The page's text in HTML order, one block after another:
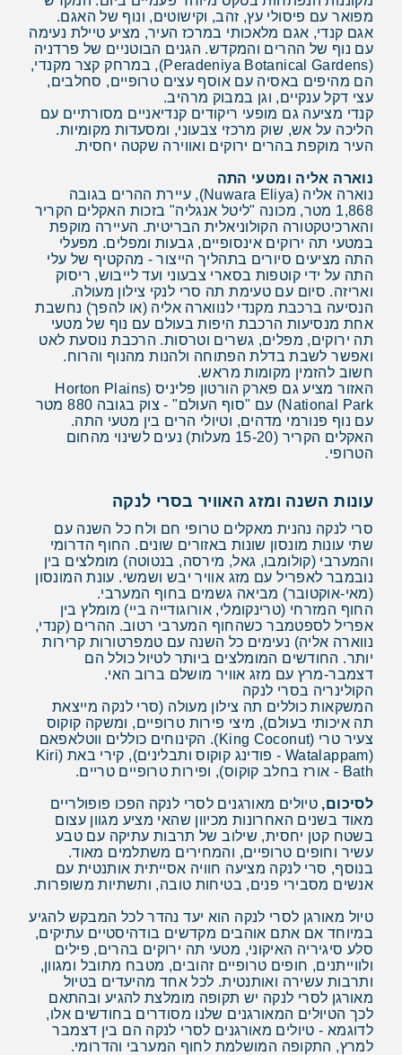
מפואר עם פיסולי עץ, זהב, וקישוטים, ונוף של האגם.
אגם קנדי, אגם מלאכותי במרכז העיר, מציע טיילת נעימה
עם נוף של ההרים והמקדש. הגנים הבוטניים של פרדניה
(Peradeniya Botanical Gardens), במרחק קצר מקנדי,
הם מהיפים באסיה עם אוסף עצים טרופיים, סחלבים,
עצי דקל ענקיים, וגן במבוק מרהיב.
קנדי מציעה גם מופעי ריקודים קנדיאניים מסורתיים עם
הליכה על אש, שוק מרכזי צבעוני, ומסעדות מקומיות.
העיר מוקפת בהרים ירוקים ואווירה שקטה יחסית.
נוארה אליה ומטעי התה
נוארה אליה (Nuwara Eliya), עיירת ההרים בגובה
1,868 מטר, מכונה "ליטל אנגליה" בזכות האקלים הקריר
והארכיטקטורה הקולוניאלית הבריטית. העיירה מוקפת
במטעי תה ירוקים אינסופיים, גבעות ומפלים. מפעלי
התה מציעים סיורים בתהליך הייצור - מהקטיף של עלי
התה על ידי קוטפות בסארי צבעוני ועד לייבוש, ריסוק
ואריזה. סיום עם טעימת תה סרי לנקי צילון מעולה.
הנסיעה ברכבת מקנדי לנווארה אליה (או להפך) נחשבת
אחת מנסיעות הרכבת היפות בעולם עם נוף של מטעי
תה ירוקים, מפלים, גשרים וטרסות. הרכבת נוסעת לאט
ואפשר לשבת בדלת הפתוחה ולהנות מהנוף והרוח.
חשוב להזמין מקומות מראש.
האזור מציע גם פארק הורטון פליניס (Horton Plains
National Park) עם "סוף העולם" - צוק בגובה 880 מטר
עם נוף פנורמי מדהים, וטיולי הרים בין מטעי התה.
האקלים הקריר (15-20 מעלות) נעים לשינוי מהחום
הטרופי.
עונות השנה ומזג האוויר בסרי לנקה
סרי לנקה נהנית מאקלים טרופי חם ולח כל השנה עם
שתי עונות מונסון שונות באזורים שונים. החוף הדרומי
והמערבי (קולומבו, גאל, מירסה, בנטוטה) מומלצים בין
נובמבר לאפריל עם מזג אוויר יבש ושמשי. עונת המונסון
(מאי-אוקטובר) מביאה גשמים בחוף המערבי.
החוף המזרחי (טרינקומלי, אורוגודייה ביי) מומלץ בין
אפריל לספטמבר כשהחוף המערבי רטוב. ההרים (קנדי,
נווארה אליה) נעימים כל השנה עם טמפרטורות קרירות
יותר. החודשים המומלצים ביותר לטיול כולל הם
דצמבר-מרץ עם מזג אוויר מושלם ברוב האי.
הקולינריה בסרי לנקה
המשקאות כוללים תה צילון מעולה (סרי לנקה מייצאת
תה איכותי בעולם), מיצי פירות טרופיים, ומשקה קוקוס
צעיר טרי (King Coconut). הקינוחים כוללים ווטלאפאם
(Watalappam - פודינג קוקוס ותבלינים), קירי באת (Kiri
Bath - אורז בחלב קוקוס), ופירות טרופיים טריים.
לסיכום, טיולים מאורגנים לסרי לנקה הפכו פופולריים
מאוד בשנים האחרונות מכיוון שהאי מציע מגוון עצום
בשטח קטן יחסית, שילוב של תרבות עתיקה עם טבע
עשיר וחופים טרופיים, והמחירים משתלמים מאוד.
בנוסף, סרי לנקה מציעה חוויה אסייתית אותנטית עם
אנשים מסבירי פנים, בטיחות טובה, ותשתיות משופרות.
טיול מאורגן לסרי לנקה הוא יעד נהדר לכל המבקש להגיע
במיוחד אם אתם אוהבים מקדשים בודהיסטיים עתיקים,
סלע סיגיריה האיקוני, מטעי תה ירוקים בהרים, פילים
ולווייתנים, חופים טרופיים זהובים, מטבח מתובל ומגוון,
ותרבות עשירה ואותנטית. לכל אחד מהיעדים בטיול
מאורגן לסרי לנקה יש תקופה מומלצת להגיע ובהתאם
לכך הטיולים המאורגנים שלנו מסודרים בחודשים אלו,
לדוגמא - טיולים מאורגנים לסרי לנקה הם בין דצמבר
למרץ, התקופה המושלמת לחוף המערבי והדרומי.